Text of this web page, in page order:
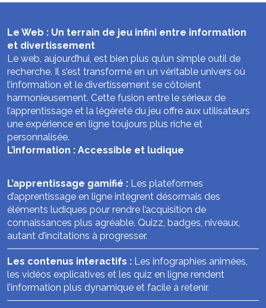
Le Web : Un terrain de jeu infini entre information
et divertissement
Le web, aujourd’hui, est bien plus qu’un simple outil de
recherche. Il s’est transformé en un véritable univers où
l’information et le divertissement se côtoient
harmonieusement. Cette fusion entre le sérieux de
l’apprentissage et la légèreté du jeu offre aux utilisateurs
une expérience en ligne toujours plus riche et
personnalisée.
L’information : Accessible et ludique
L’apprentissage gamifié : Les plateformes
d’apprentissage en ligne intègrent désormais des
éléments ludiques pour rendre l’acquisition de
connaissances plus agréable. Quizz, badges, niveaux,
autant d’incitations à progresser.
Les contenus interactifs : Les infographies animées,
les vidéos explicatives et les quiz en ligne rendent
l’information plus dynamique et facile à retenir.